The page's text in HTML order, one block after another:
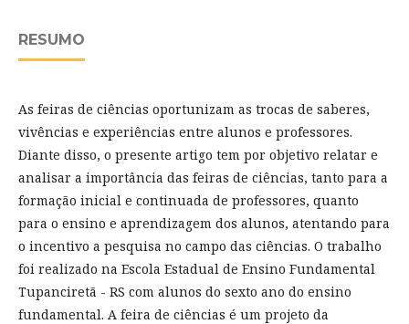
RESUMO
As feiras de ciências oportunizam as trocas de saberes,
vivências e experiências entre alunos e professores.
Diante disso, o presente artigo tem por objetivo relatar e
analisar a importância das feiras de ciências, tanto para a
formação inicial e continuada de professores, quanto
para o ensino e aprendizagem dos alunos, atentando para
o incentivo a pesquisa no campo das ciências. O trabalho
foi realizado na Escola Estadual de Ensino Fundamental
Tupanciretã - RS com alunos do sexto ano do ensino
fundamental. A feira de ciências é um projeto da